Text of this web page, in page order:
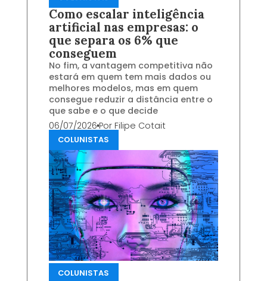
Como escalar inteligência
artificial nas empresas: o
que separa os 6% que
conseguem
No fim, a vantagem competitiva não
estará em quem tem mais dados ou
melhores modelos, mas em quem
consegue reduzir a distância entre o
que sabe e o que decide
06/07/2026Por Filipe Cotait
COLUNISTAS
COLUNISTAS